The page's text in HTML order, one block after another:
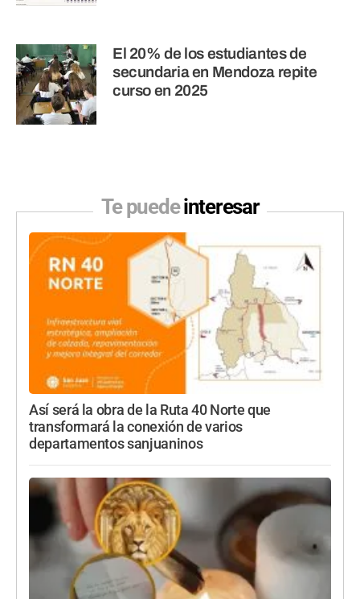
El 20% de los estudiantes de
secundaria en Mendoza repite
curso en 2025
Te puedeinteresar
Así será la obra de la Ruta 40 Norte que
transformará la conexión de varios
departamentos sanjuaninos